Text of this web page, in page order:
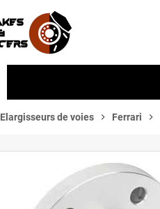
Elargisseurs de voies chevron_right Ferrari chevron_right